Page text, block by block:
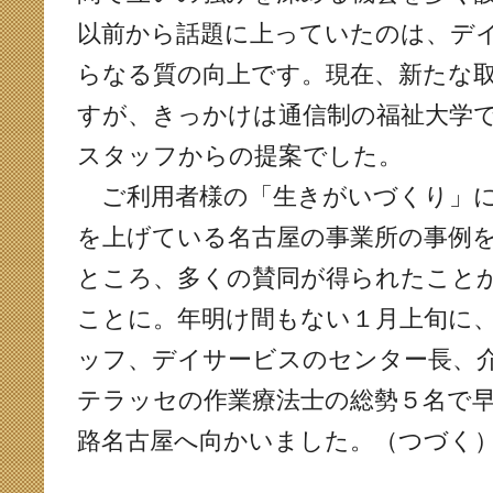
以前から話題に上っていたのは、デ
らなる質の向上です。現在、新たな
すが、きっかけは通信制の福祉大学
スタッフからの提案でした。
ご利用者様の「生きがいづくり」
を上げている名古屋の事業所の事例
ところ、多くの賛同が得られたこと
ことに。年明け間もない１月上旬に
ッフ、デイサービスのセンター長、
テラッセの作業療法士の総勢５名で
路名古屋へ向かいました。（つづく